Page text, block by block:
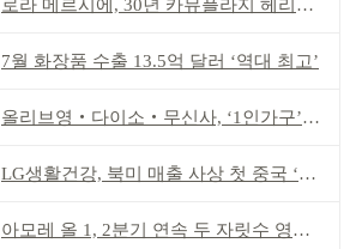
로라 메르시에, 30년 카뮤플라지 헤리티지 담아
7월 화장품 수출 13.5억 달러 ‘역대 최고’
올리브영‧다이소‧무신사, ‘1인가구’가 이끈다
LG생활건강, 북미 매출 사상 첫 중국 ‘추월’
아모레 올 1, 2분기 연속 두 자릿수 영업이익률 기록